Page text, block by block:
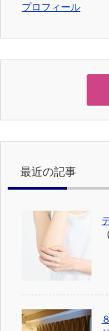
プロフィール
最近の記事